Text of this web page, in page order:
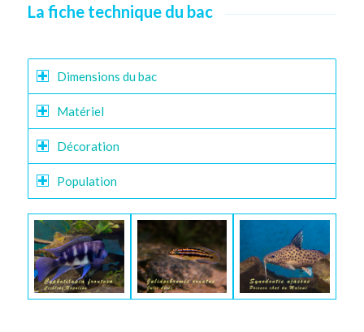
La fiche technique du bac
Dimensions du bac
Matériel
Décoration
Population